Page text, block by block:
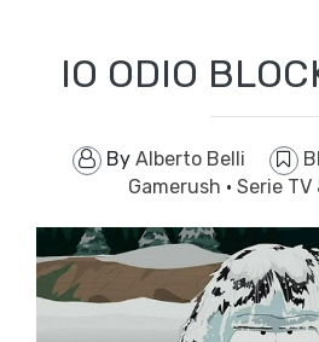
IO ODIO
By Alberto Belli
Gamerush · Serie TV